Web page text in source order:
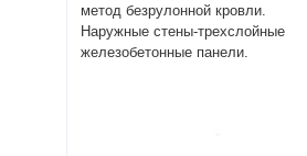
метод безрулонной кровли.
Наружные стены-трехслойные
железобетонные панели.